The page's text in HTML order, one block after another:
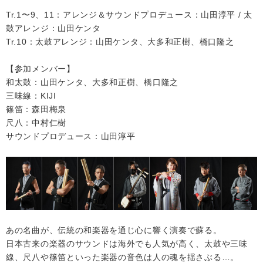
Tr.1〜9、11：アレンジ＆サウンドプロデュース：山田淳平 / 太
鼓アレンジ：山田ケンタ
Tr.10：太鼓アレンジ：山田ケンタ、大多和正樹、橋口隆之
【参加メンバー】
和太鼓：山田ケンタ、大多和正樹、橋口隆之
三味線：KIJI
篠笛：森田梅泉
尺八：中村仁樹
サウンドプロデュース：山田淳平
あの名曲が、伝統の和楽器を通じ心に響く演奏で蘇る。
日本古来の楽器のサウンドは海外でも人気が高く、太鼓や三味
線、尺八や篠笛といった楽器の音色は人の魂を揺さぶる…。